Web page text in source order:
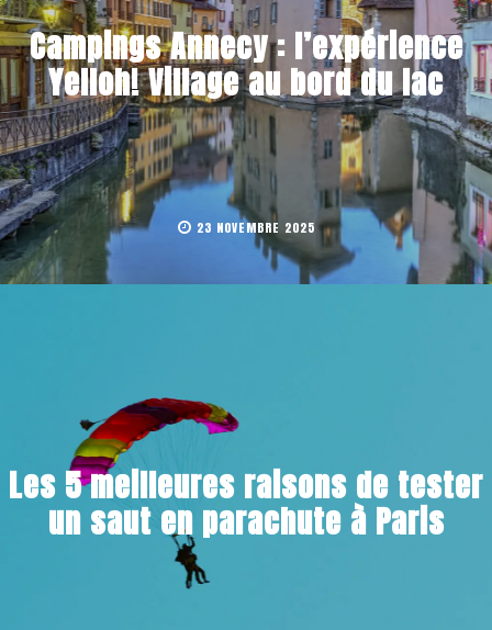
Campings Annecy : l’expérience
Yelloh! Village au bord du lac
23 NOVEMBRE 2025
Les 5 meilleures raisons de tester
un saut en parachute à Paris